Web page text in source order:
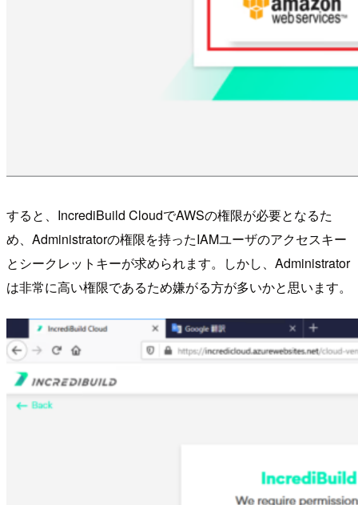
すると、IncrediBuild CloudでAWSの権限が必要となるた
め、Administratorの権限を持ったIAMユーザのアクセスキー
とシークレットキーが求められます。しかし、Administrator
は非常に高い権限であるため嫌がる方が多いかと思います。